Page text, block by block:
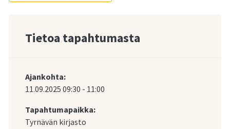
Tietoa tapahtumasta
Ajankohta:
11.09.2025 09:30 - 11:00
Tapahtumapaikka:
Tyrnävän kirjasto